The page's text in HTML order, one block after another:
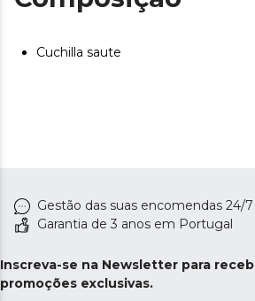
Cuchilla saute
Gestão das suas encomendas 24/7
Garantia de 3 anos em Portugal
Inscreva-se na Newsletter para
promoções exclusivas.